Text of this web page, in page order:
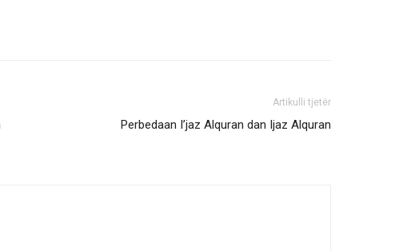
Artikulli tjetër
Perbedaan I’jaz Alquran dan Ijaz Alquran